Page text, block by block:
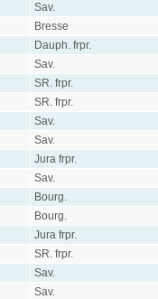
Sav.
Bresse
Dauph. frpr.
Sav.
SR. frpr.
SR. frpr.
Sav.
Sav.
Jura frpr.
Sav.
Bourg.
Bourg.
Jura frpr.
SR. frpr.
Sav.
Sav.